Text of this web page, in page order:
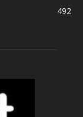
492